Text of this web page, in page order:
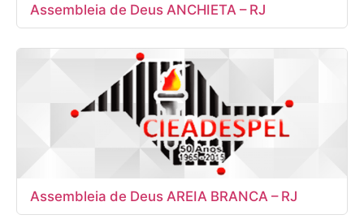
Assembleia de Deus ANCHIETA – RJ
Assembleia de Deus AREIA BRANCA – RJ